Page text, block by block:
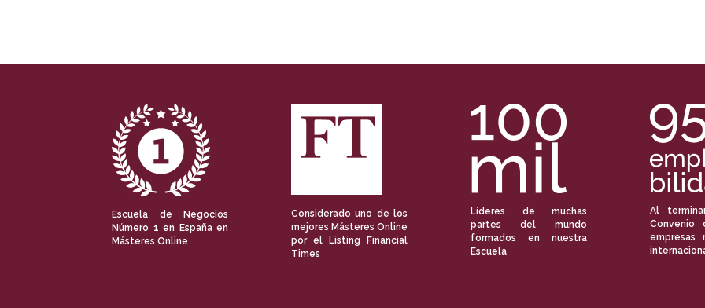
Escuela de Negocios
Número 1 en España en
Másteres Online
Considerado uno de los
mejores Másteres Online
por el Listing Financial
Times
Líderes de muchas
partes del mundo
formados en nuestra
Escuela
Al
Convenio
empresas